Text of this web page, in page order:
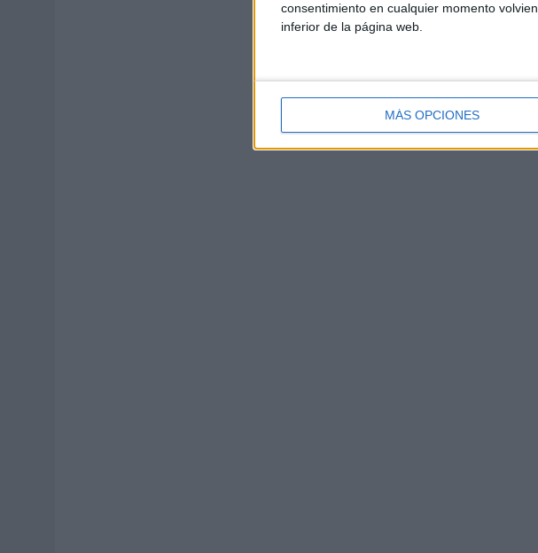
consentimiento en cualquier momento
inferior de la página web.
MÁS OPCIONES